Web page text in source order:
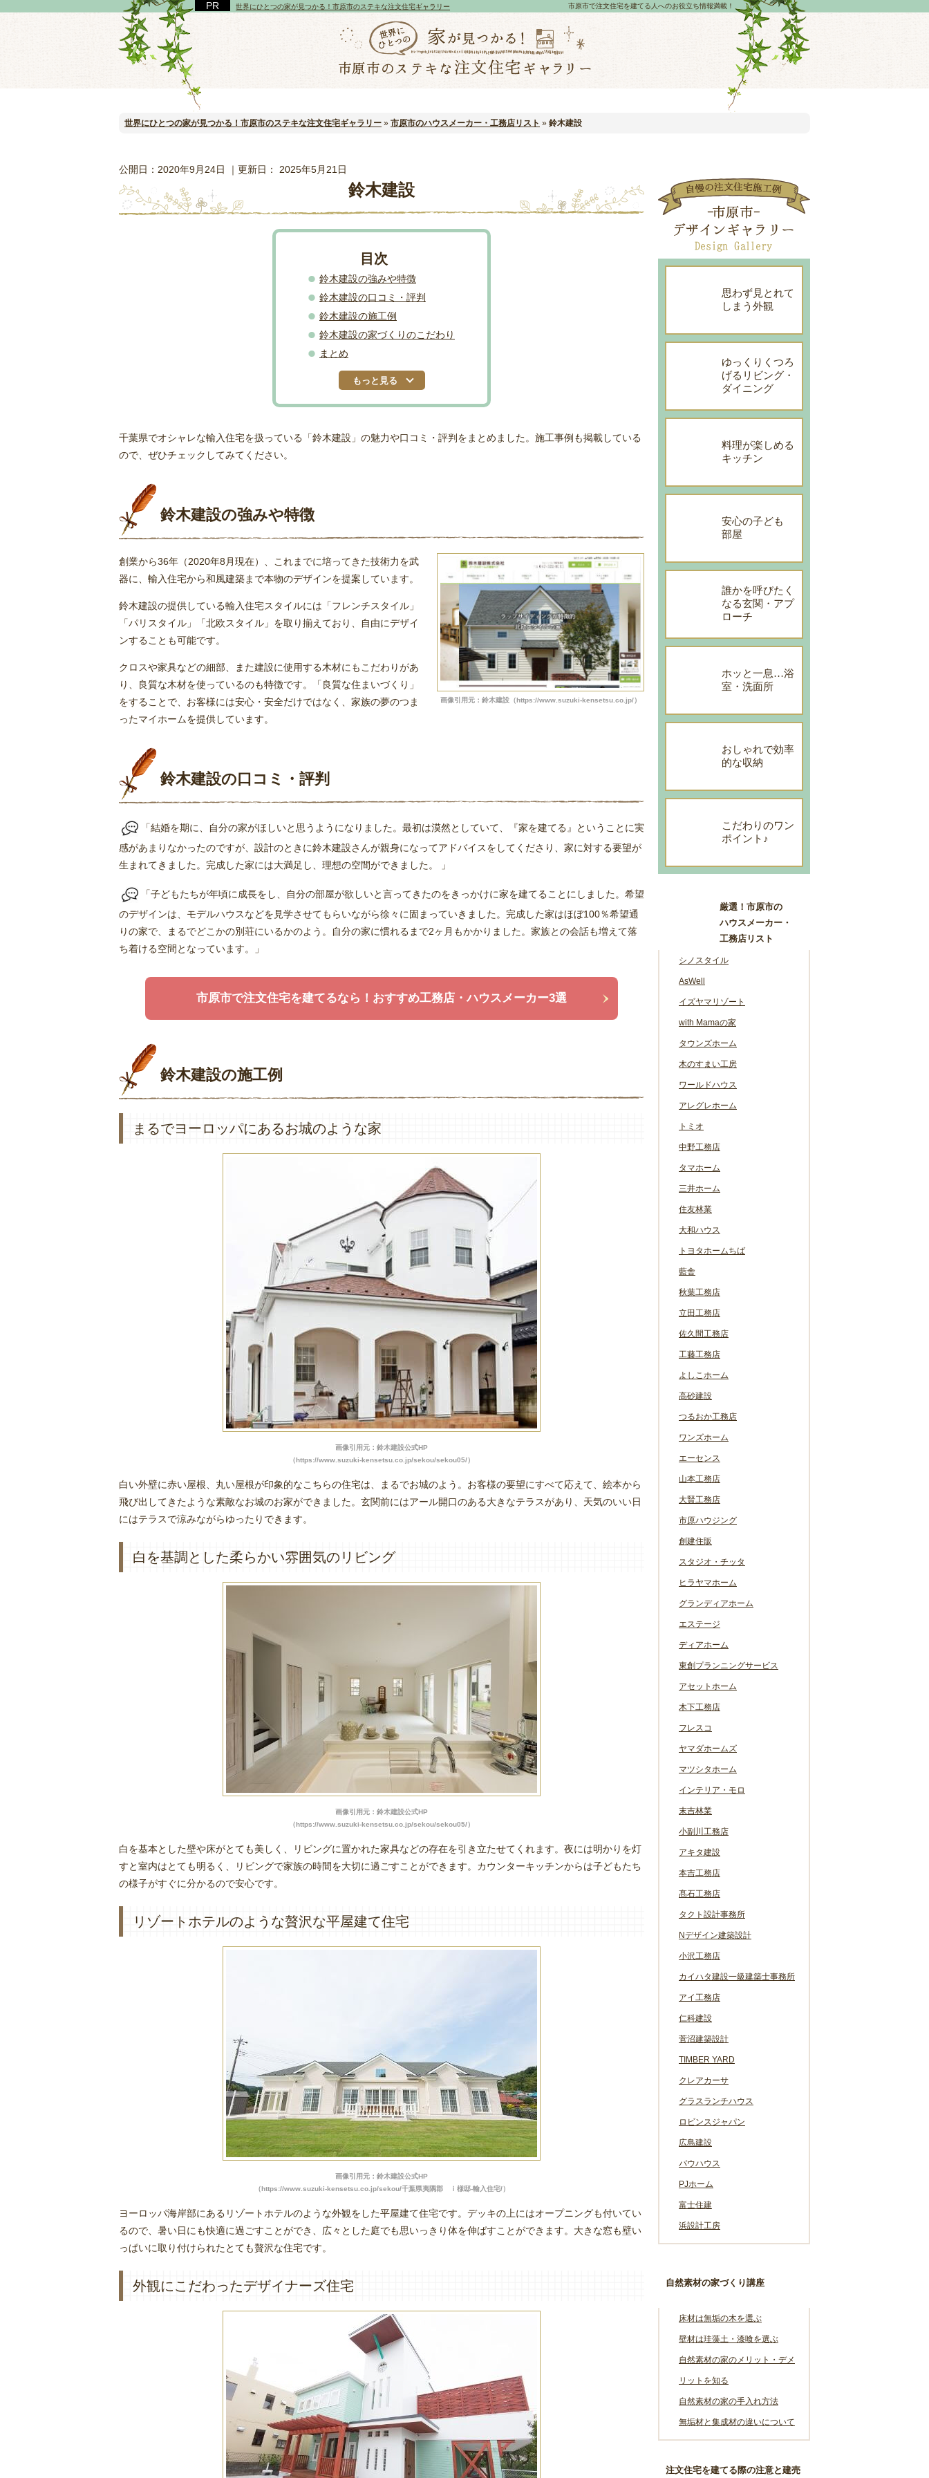
世界にひとつの家が見つかる！市原市のステキな注文住宅ギャラリー 市原市で注文住宅を建てる人へのお役立ち情報満載！
世界にひとつの家が見つかる！市原市のステキな注文住宅ギャラリー » 市原市のハウスメーカー・工務店リスト » 鈴木建設
公開日： 2020年9月24日 ｜更新日： 2025年5月21日
鈴木建設
鈴木建設の強みや特徴
鈴木建設の口コミ・評判
鈴木建設の施工例
鈴木建設の家づくりのこだわり
まとめ
もっと見る
千葉県でオシャレな輸入住宅を扱っている「鈴木建設」の魅力や口コミ・評判をまとめました。施工事例も掲載している
ので、ぜひチェックしてみてください。
鈴木建設の強みや特徴
画像引用元：鈴木建設（https://www.suzuki-kensetsu.co.jp/）
創業から36年（2020年8月現在）、これまでに培ってきた技術力を武
器に、輸入住宅から和風建築まで本物のデザインを提案しています。
鈴木建設の提供している輸入住宅スタイルには「フレンチスタイル」
「パリスタイル」「北欧スタイル」を取り揃えており、自由にデザイ
ンすることも可能です。
クロスや家具などの細部、また建設に使用する木材にもこだわりがあ
り、良質な木材を使っているのも特徴です。「良質な住まいづくり」
をすることで、お客様には安心・安全だけではなく、家族の夢のつま
ったマイホームを提供しています。
鈴木建設の口コミ・評判
「結婚を期に、自分の家がほしいと思うようになりました。最初は漠然としていて、『家を建てる』ということに実
感があまりなかったのですが、設計のときに鈴木建設さんが親身になってアドバイスをしてくださり、家に対する要望が
生まれてきました。完成した家には大満足し、理想の空間ができました。 」
「子どもたちが年頃に成長をし、自分の部屋が欲しいと言ってきたのをきっかけに家を建てることにしました。希望
のデザインは、モデルハウスなどを見学させてもらいながら徐々に固まっていきました。完成した家はほぼ100％希望通
りの家で、まるでどこかの別荘にいるかのよう。自分の家に慣れるまで2ヶ月もかかりました。家族との会話も増えて落
ち着ける空間となっています。」
市原市で注文住宅を建てるなら！おすすめ工務店・ハウスメーカー3選
鈴木建設の施工例
まるでヨーロッパにあるお城のような家
画像引用元：鈴木建設公式HP
（https://www.suzuki-kensetsu.co.jp/sekou/sekou05/）
白い外壁に赤い屋根、丸い屋根が印象的なこちらの住宅は、まるでお城のよう。お客様の要望にすべて応えて、絵本から
飛び出してきたような素敵なお城のお家ができました。玄関前にはアール開口のある大きなテラスがあり、天気のいい日
にはテラスで涼みながらゆったりできます。
白を基調とした柔らかい雰囲気のリビング
画像引用元：鈴木建設公式HP
（https://www.suzuki-kensetsu.co.jp/sekou/sekou05/）
白を基本とした壁や床がとても美しく、リビングに置かれた家具などの存在を引き立たせてくれます。夜には明かりを灯
すと室内はとても明るく、リビングで家族の時間を大切に過ごすことができます。カウンターキッチンからは子どもたち
の様子がすぐに分かるので安心です。
リゾートホテルのような贅沢な平屋建て住宅
画像引用元：鈴木建設公式HP
（https://www.suzuki-kensetsu.co.jp/sekou/千葉県夷隅郡 ｉ様邸-輸入住宅/）
ヨーロッパ海岸部にあるリゾートホテルのような外観をした平屋建て住宅です。デッキの上にはオープニングも付いてい
るので、暑い日にも快適に過ごすことができ、広々とした庭でも思いっきり体を伸ばすことができます。大きな窓も壁い
っぱいに取り付けられたとても贅沢な住宅です。
外観にこだわったデザイナーズ住宅
思わず見とれて
しまう外観
ゆっくりくつろ
げるリビング・
ダイニング
料理が楽しめる
キッチン
安心の子ども
部屋
誰かを呼びたく
なる玄関・アプ
ローチ
ホッと一息…浴
室・洗面所
おしゃれで効率
的な収納
こだわりのワン
ポイント♪
厳選！市原市の
ハウスメーカー・
工務店リスト
シノスタイル
AsWell
イズヤマリゾート
with Mamaの家
タウンズホーム
木のすまい工房
ワールドハウス
アレグレホーム
トミオ
中野工務店
タマホーム
三井ホーム
住友林業
大和ハウス
トヨタホームちば
藍舎
秋葉工務店
立田工務店
佐久間工務店
工藤工務店
よしこホーム
高砂建設
つるおか工務店
ワンズホーム
エーセンス
山本工務店
大賢工務店
市原ハウジング
創建住販
スタジオ・チッタ
ヒラヤマホーム
グランディアホーム
エステージ
ディアホーム
東創プランニングサービス
アセットホーム
木下工務店
フレスコ
ヤマダホームズ
マツシタホーム
インテリア・モロ
末吉林業
小副川工務店
アキタ建設
本吉工務店
髙石工務店
タクト設計事務所
Nデザイン建築設計
小沢工務店
カイハタ建設一級建築士事務所
アイ工務店
仁科建設
菅沼建築設計
TIMBER YARD
クレアカーサ
グラスランチハウス
ロビンスジャパン
広島建設
バウハウス
PJホーム
富士住建
浜設計工房
自然素材の家づくり講座
床材は無垢の木を選ぶ
壁材は珪藻土・漆喰を選ぶ
自然素材の家のメリット・デメ
リットを知る
自然素材の家の手入れ方法
無垢材と集成材の違いについて
注文住宅を建てる際の注意と建売